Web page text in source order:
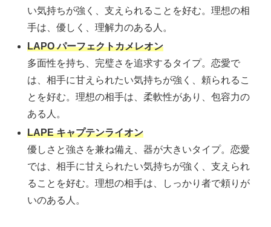
い気持ちが強く、支えられることを好む。理想の相
手は、優しく、理解力のある人。
LAPO パーフェクトカメレオン
多面性を持ち、完璧さを追求するタイプ。恋愛で
は、相手に甘えられたい気持ちが強く、頼られるこ
とを好む。理想の相手は、柔軟性があり、包容力の
ある人。
LAPE キャプテンライオン
優しさと強さを兼ね備え、器が大きいタイプ。恋愛
では、相手に甘えられたい気持ちが強く、支えられ
ることを好む。理想の相手は、しっかり者で頼りが
いのある人。